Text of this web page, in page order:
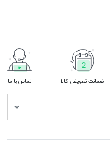
ضمانت تعویض کالا تماس با ما